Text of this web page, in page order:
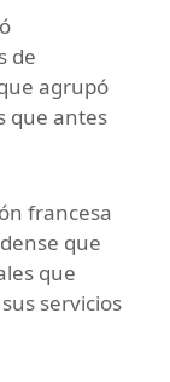
de
agrupó
que antes
francesa
que
que
servicios